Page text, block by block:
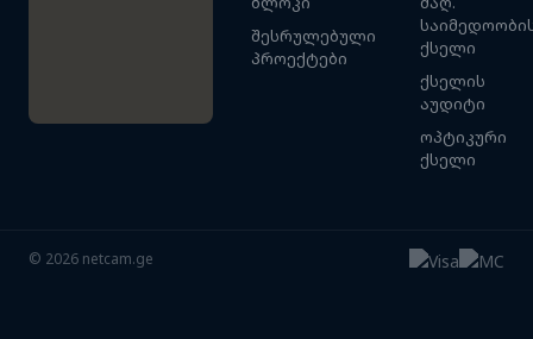
შესრულებული
პროექტები
ქსელი
ქსელის
აუდიტი
ოპტიკური
ქსელი
© 2026 netcam.ge